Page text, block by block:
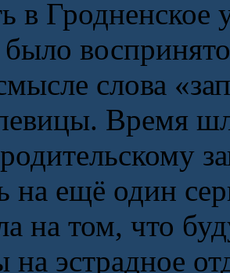
в
слова
Время
на ещё один
на том, что
на эстрадное